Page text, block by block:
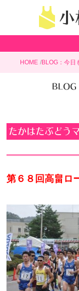
小
HOME BLOG：今日
BLOG
たかはたぶどう
第６８回高畠ロ